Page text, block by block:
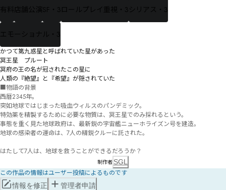
有料 店舗公演SF・3 ロールプレイ重視・3 シリアス・3
エモーショナル・3
かつて第九惑星と呼ばれていた星があった
冥王星　プルート
冥府の王の名が冠されたこの星に
人類の『絶望』と『希望』が隠されていた
■物語の背景
西暦2345年。
突如地球ではじまった吸血ウィルスのパンデミック。
特効薬を精製するために必要な物質は、冥王星でのみ採れるという。
事態を重く見た地球政府は、最新鋭の宇宙艦ニューホライズン号を建造。
地球の感染者の運命は、7人の精鋭クルーに託された。
はたして7人は、地球を救うことができるだろうか？
制作者 SGL
この作品の情報はユーザー投稿によるものです
情報を修正 管理者申請